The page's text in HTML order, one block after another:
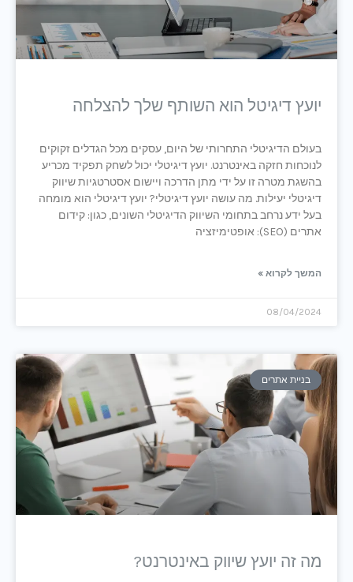
יועץ דיגיטל הוא השותף שלך להצלחה
בעולם הדיגיטלי התחרותי של היום, עסקים מכל הגדלים זקוקים
לנוכחות חזקה באינטרנט. יועץ דיגיטלי יכול לשחק תפקיד מכריע
בהשגת מטרה זו על ידי מתן הדרכה ויישום אסטרטגיות שיווק
דיגיטלי יעילות. מה עושה יועץ דיגיטלי? יועץ דיגיטלי הוא מומחה
בעל ידע נרחב בתחומי השיווק הדיגיטלי השונים, כגון: קידום
אתרים (SEO): אופטימיזציה
המשך לקרוא »
08/04/2024
בניית אתרים
מה זה יועץ שיווק באינטרנט?